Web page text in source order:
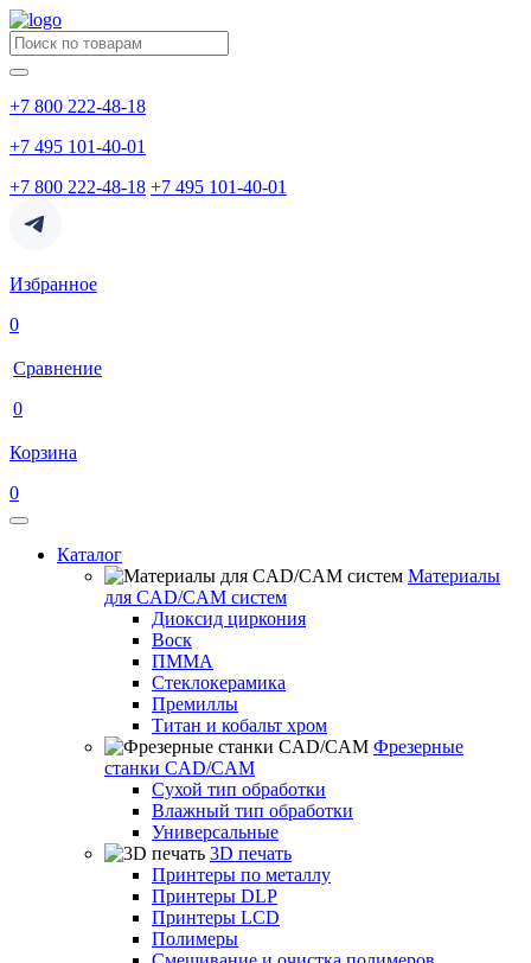
+7 800 222-48-18
+7 495 101-40-01
+7 800 222-48-18 +7 495 101-40-01
Избранное
0
Сравнение
0
Корзина
0
Каталог
Материалы
для CAD/CAM систем
Диоксид циркония
Воск
ПММА
Стеклокерамика
Премиллы
Титан и кобальт хром
Фрезерные
станки CAD/CAM
Сухой тип обработки
Влажный тип обработки
Универсальные
3D печать
Принтеры по металлу
Принтеры DLP
Принтеры LCD
Полимеры